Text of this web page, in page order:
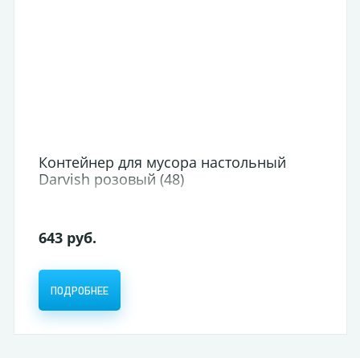
Бутылка для воды 1000мл 27х7,5см
пластик с ремешком, ассорти (1/80)
340,50 руб.
СООБЩИТЬ О ПОСТУПЛЕНИИ